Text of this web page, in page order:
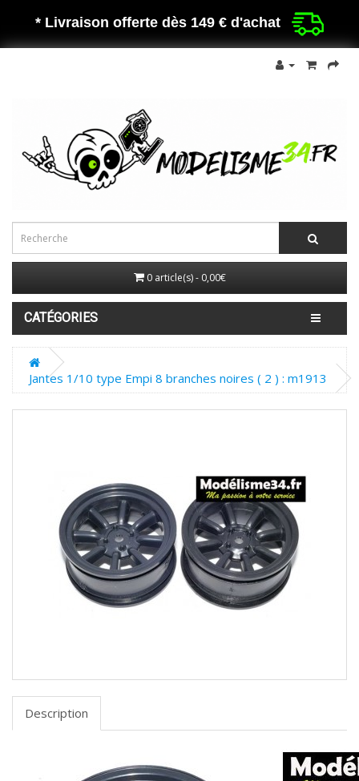
* Livraison offerte dès 149 € d'achat
0 article(s) - 0,00€
CATÉGORIES
Jantes 1/10 type Empi 8 branches noires ( 2 ) : m1913
Description